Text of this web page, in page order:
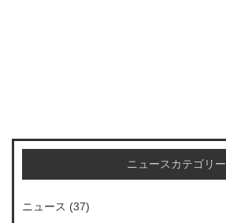
ニュースカテゴリー
ニュース (37)